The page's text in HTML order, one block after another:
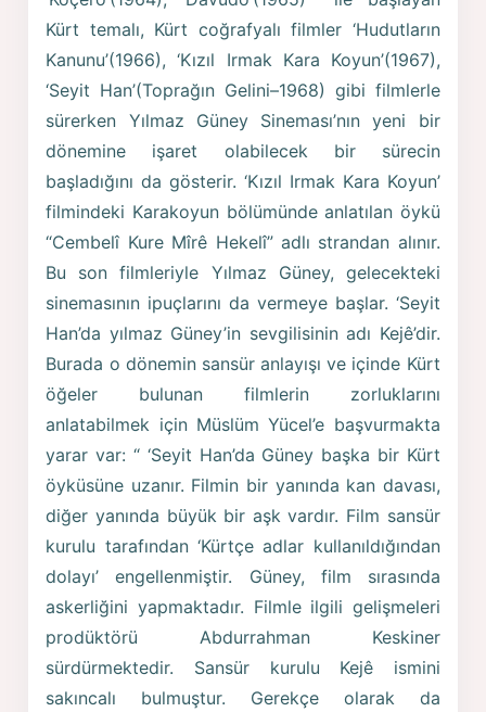
Kürt temalı, Kürt coğrafyalı filmler ‘Hudutların
Kanunu’(1966), ‘Kızıl Irmak Kara Koyun’(1967),
‘Seyit Han’(Toprağın Gelini–1968) gibi filmlerle
sürerken Yılmaz Güney Sineması’nın yeni bir
dönemine işaret olabilecek bir sürecin
başladığını da gösterir. ‘Kızıl Irmak Kara Koyun’
filmindeki Karakoyun bölümünde anlatılan öykü
“Cembelî Kure Mîrê Hekelî” adlı strandan alınır.
Bu son filmleriyle Yılmaz Güney, gelecekteki
sinemasının ipuçlarını da vermeye başlar. ‘Seyit
Han’da yılmaz Güney’in sevgilisinin adı Kejê’dir.
Burada o dönemin sansür anlayışı ve içinde Kürt
öğeler bulunan filmlerin zorluklarını
anlatabilmek için Müslüm Yücel’e başvurmakta
yarar var: “ ‘Seyit Han’da Güney başka bir Kürt
öyküsüne uzanır. Filmin bir yanında kan davası,
diğer yanında büyük bir aşk vardır. Film sansür
kurulu tarafından ‘Kürtçe adlar kullanıldığından
dolayı’ engellenmiştir. Güney, film sırasında
askerliğini yapmaktadır. Filmle ilgili gelişmeleri
prodüktörü Abdurrahman Keskiner
sürdürmektedir. Sansür kurulu Kejê ismini
sakıncalı bulmuştur. Gerekçe olarak da